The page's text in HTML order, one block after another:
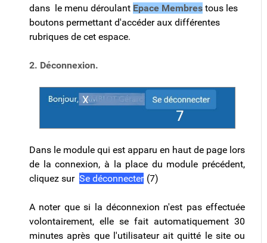
dans le menu déroulant Epace Membres tous les
boutons permettant d'accéder aux différentes
rubriques de cet espace.
2. Déconnexion.
Dans le module qui est apparu en haut de page lors
de la connexion, à la place du module précédent,
cliquez sur Se déconnecter (7)
A noter que si la déconnexion n'est pas effectuée
volontairement, elle se fait automatiquement 30
minutes après que l'utilisateur ait quitté le site ou